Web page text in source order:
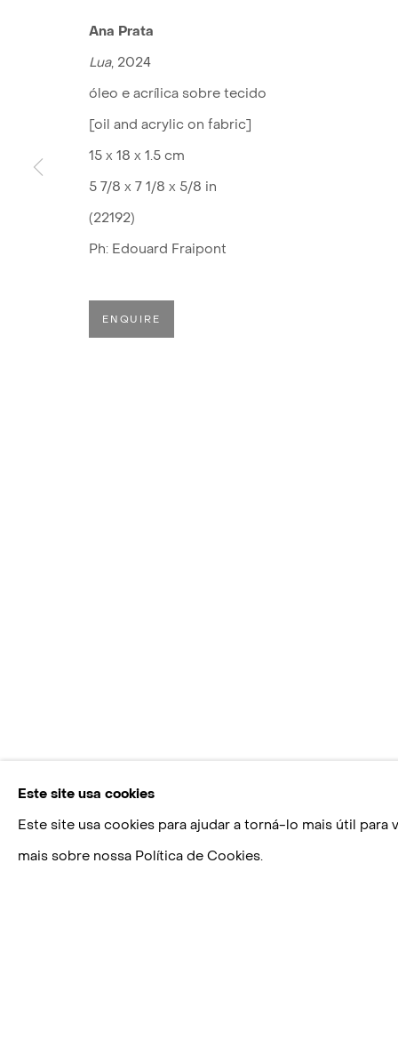
Este site usa cookies
Este site usa cookies para ajudar a torná-lo mais útil
mais sobre nossa Política de Cookies.
Ana Prata
Lua, 2024
óleo e acrílica sobre tecido
[oil and acrylic on fabric]
15 x 18 x 1.5 cm
5 7/8 x 7 1/8 x 5/8 in
(22192)
Ph: Edouard Fraipont
ENQUIRE